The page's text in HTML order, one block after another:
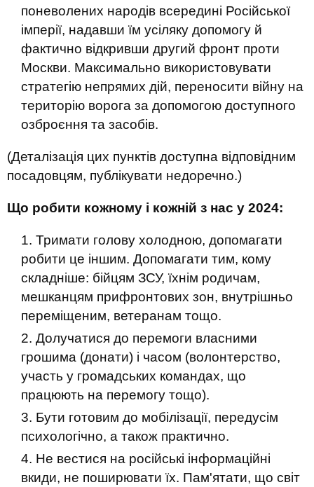
поневолених народів всередині Російської
імперії, надавши їм усіляку допомогу й
фактично відкривши другий фронт проти
Москви. Максимально використовувати
стратегію непрямих дій, переносити війну на
територію ворога за допомогою доступного
озброєння та засобів.
(Деталізація цих пунктів доступна відповідним
посадовцям, публікувати недоречно.)
Що робити кожному і кожній з нас у 2024:
Тримати голову холодною, допомагати
робити це іншим. Допомагати тим, кому
складніше: бійцям ЗСУ, їхнім родичам,
мешканцям прифронтових зон, внутрішньо
переміщеним, ветеранам тощо.
Долучатися до перемоги власними
грошима (донати) і часом (волонтерство,
участь у громадських командах, що
працюють на перемогу тощо).
Бути готовим до мобілізації, передусім
психологічно, а також практично.
Не вестися на російські інформаційні
вкиди, не поширювати їх. Пам'ятати, що світ